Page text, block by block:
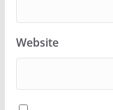
Website